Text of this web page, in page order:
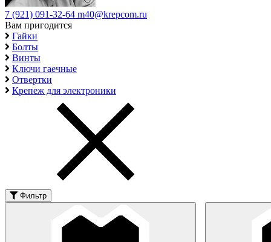
7 (921) 091-32-64 m40@krepcom.ru
Вам пригодится
Гайки
Болты
Винты
Ключи гаечные
Отвертки
Крепеж для электроники
Фильтр